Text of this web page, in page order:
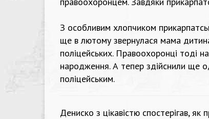
З особливим хлопчиком
ще в лютому звернулася мама
поліцейських. Правоохоронці тоді
народження. А тепер здійснили ще
поліцейським.
Дениско з цікавістю спостерігав,